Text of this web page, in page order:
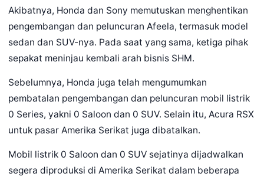
Akibatnya, Honda dan Sony memutuskan menghentikan
pengembangan dan peluncuran Afeela, termasuk model
sedan dan SUV-nya. Pada saat yang sama, ketiga pihak
sepakat meninjau kembali arah bisnis SHM.
Sebelumnya, Honda juga telah mengumumkan
pembatalan pengembangan dan peluncuran mobil listrik
0 Series, yakni 0 Saloon dan 0 SUV. Selain itu, Acura RSX
untuk pasar Amerika Serikat juga dibatalkan.
Mobil listrik 0 Saloon dan 0 SUV sejatinya dijadwalkan
segera diproduksi di Amerika Serikat dalam beberapa